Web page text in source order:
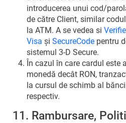
introducerea unui cod/
de către Client, similar
la ATM. A se vedea si
Visa și SecureCodepentru
sistemul 3-D Secure.
În cazul în care cardul este
monedă decât RON,
la cursul de schimb al
respectiv.
11. Rambursare,